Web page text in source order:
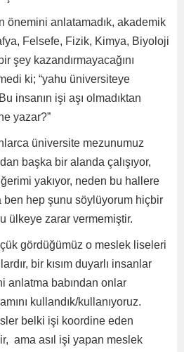
önemini anlatamadık, akademik
Felsefe, Fizik, Kimya, Biyoloji
şey kazandırmayacağını
ki; “yahu üniversiteye
insanın işi aşı olmadıktan
yazar?”
üniversite mezunumuz
başka bir alanda çalışıyor,
yakıyor, neden bu hallere
ben hep şunu söylüyorum hiçbir
ülkeye zarar vermemiştir.
gördüğümüz o meslek liseleri
bir kısım duyarlı insanlar
anlatma babından onlar
kullandık/kullanıyoruz.
belki işi koordine eden
ama asıl işi yapan meslek